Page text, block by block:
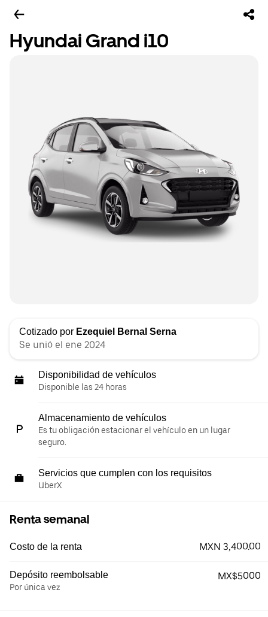
Hyundai Grand i10
Cotizado por Ezequiel Bernal Serna
Se unió el ene 2024
Disponibilidad de vehículos
Disponible las 24 horas
Almacenamiento de vehículos
Es tu obligación estacionar el vehículo en un lugar
seguro.
Servicios que cumplen con los requisitos
UberX
Renta semanal
Costo de la renta MXN 3,400.00
Depósito reembolsable
Por única vez
MX$5000